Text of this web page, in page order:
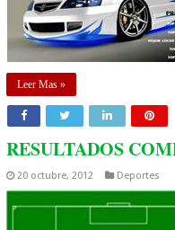
Leer Mas »
RESULTADOS
20 octubre, 2012 Deportes